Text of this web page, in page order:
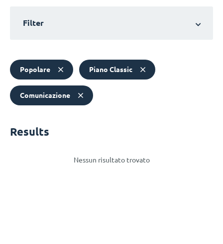
Filter
Popolare Piano Classic
Comunicazione
Results
Nessun risultato trovato